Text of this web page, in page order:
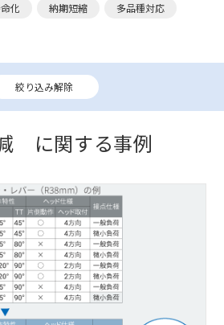
化 納期短縮
多品種対応
絞り込み解除
に関する事例